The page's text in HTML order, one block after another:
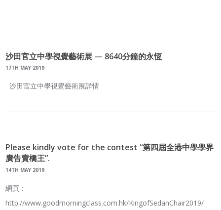
沙田官立中學視覺藝術展 — 8640分鐘的永恆
17TH MAY 2019
沙田官立中學視覺藝術展詳情
Please kindly vote for the contest “第四屆全港中學學界
廣告賣橋王”.
14TH MAY 2019
網頁：
http://www.goodmorningclass.com.hk/KingofSedanChair2019/